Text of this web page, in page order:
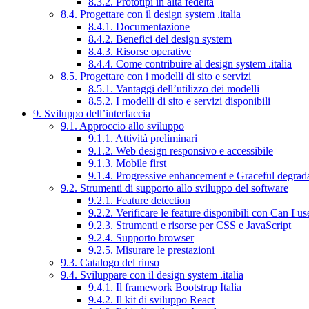
8.4. Progettare con il design system .italia
8.4.1. Documentazione
8.4.2. Benefici del design system
8.4.3. Risorse operative
8.4.4. Come contribuire al design system .italia
8.5. Progettare con i modelli di sito e servizi
8.5.1. Vantaggi dell’utilizzo dei modelli
8.5.2. I modelli di sito e servizi disponibili
9. Sviluppo dell’interfaccia
9.1. Approccio allo sviluppo
9.1.1. Attività preliminari
9.1.2. Web design responsivo e accessibile
9.1.3. Mobile first
9.1.4. Progressive enhancement e Graceful
9.2. Strumenti di supporto allo sviluppo del software
9.2.1. Feature detection
9.2.2. Verificare le feature disponibili con Can I
9.2.3. Strumenti e risorse per CSS e JavaScript
9.2.4. Supporto browser
9.2.5. Misurare le prestazioni
9.3. Catalogo del riuso
9.4. Sviluppare con il design system .italia
9.4.1. Il framework Bootstrap Italia
9.4.2. Il kit di sviluppo React